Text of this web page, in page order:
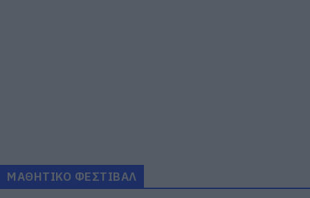
ΜΑΘΗΤΙΚΟ ΦΕΣΤΙΒΑΛ